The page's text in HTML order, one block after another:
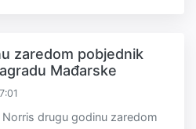
zaredom pobjednik
Mađarske
drugu godinu zaredom